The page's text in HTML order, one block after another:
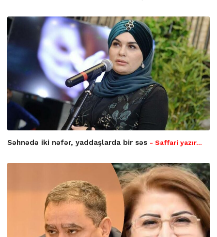
Səhnədə iki nəfər, yaddaşlarda bir səs - Saffari yazır…